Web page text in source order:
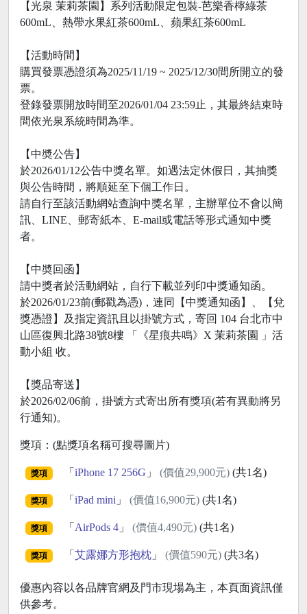
【光泉 茉莉茶園】系列活動限定包裝-芭樂香檸綠茶
600mL、熱帶水果紅茶600mL、蘋果紅茶600mL
【活動時間】
購買發票憑證須為2025/11/19 ~ 2025/12/30間所開立的發
票。
登錄發票開放時間至2026/01/04 23:59止，其最終結束時
間依光泉系統時間為準。
【中奬公告】
於2026/01/12公告中獎名單。如遇法定休假日，其抽獎
與公告時間，將順延至下個工作日。
請自行至該活動網站查詢中獎名單，主辦單位不會以簡
訊、LINE、郵寄紙本、E-mail或電話等形式通知中獎
者。
【中奬回函】
請中獎者於活動網站，自行下載並列印中獎通知函。
於2026/01/23前(郵戳為憑)，連同【中獎通知函】、【兌
獎憑證】及指定資訊且以掛號方式，寄回 104 台北市中
山區復興北路38號8樓 「《星痕共鳴》X 茉莉茶園 」活
動小組 收。
【獎品寄送】
於2026/02/06前，掛號方式寄出所有獎項(若有異動將另
行通知)。
獎項：(點獎項名稱可搜尋圖片)
獎項 「 iPhone 17 256G 」 (價值29,900元)(共1名)
獎項 「 iPad mini 」 (價值16,900元)(共1名)
獎項 「 AirPods 4」 (價值4,490元)(共1名)
獎項 「 艾露娜方形抱枕」 (價值590元)(共3名)
優惠內容以各品牌官網及門市現場為主，本頁面資訊僅
供參考。